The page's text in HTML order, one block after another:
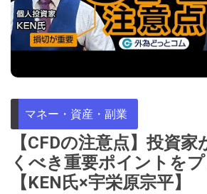
マネー・資産・副業
【CFDの注意点】投資
くべき重要ポイントをプ
【KEN氏×宇栄原宗平】